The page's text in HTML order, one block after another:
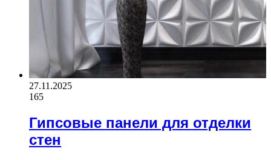
27.11.2025
165
Гипсовые панели для отделки
стен